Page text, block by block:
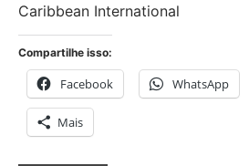
Caribbean International
Compartilhe isso:
Facebook WhatsApp
Mais